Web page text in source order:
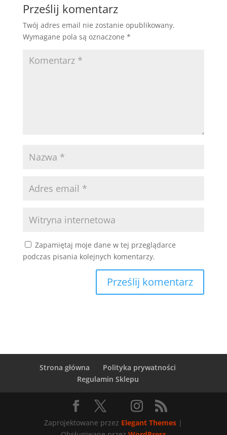
Prześlij komentarz
Twój adres email nie zostanie opublikowany.
Wymagane pola są oznaczone *
Zapamiętaj moje dane w tej przeglądarce
podczas pisania kolejnych komentarzy.
Strona główna
Polityka prywatności
Regulamin Sklepu
Zaprojektowane przez Elegant Themes |